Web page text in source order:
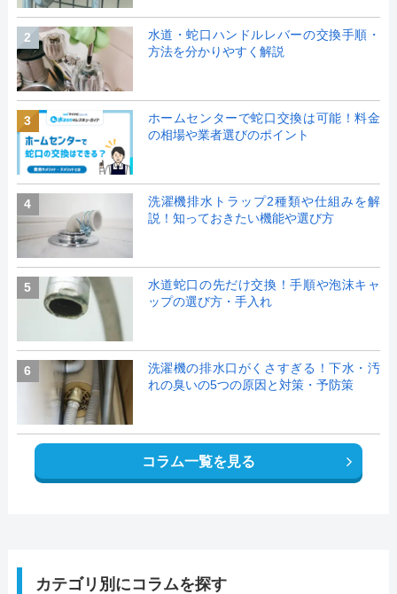
2
水道・蛇口ハンドルレバーの交換手順・
方法を分かりやすく解説
3
ホームセンターで蛇口交換は可能！料金
の相場や業者選びのポイント
4
洗濯機排水トラップ2種類や仕組みを解
説！知っておきたい機能や選び方
5
水道蛇口の先だけ交換！手順や泡沫キャ
ップの選び方・手入れ
6
洗濯機の排水口がくさすぎる！下水・汚
れの臭いの5つの原因と対策・予防策
コラム一覧を見る
カテゴリ別にコラムを探す